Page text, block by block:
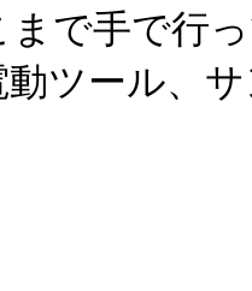
まで手で行
ツール、